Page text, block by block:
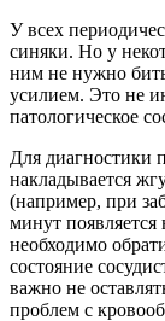
У всех
синяки. Но у
ним не нужно
усилием. Это не
патологическое
Для диагностики
накладывается
(например, при
минут появляется
необходимо
состояние
важно не
проблем с